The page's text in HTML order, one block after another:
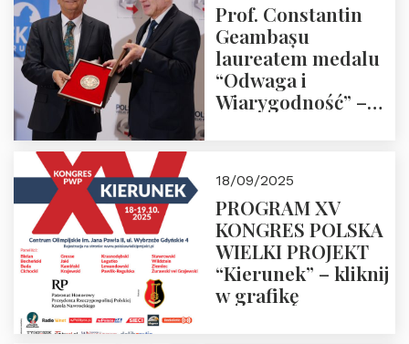
Prof. Constantin
Geambașu
laureatem medalu
“Odwaga i
Wiarygodność” –
18/09/2025
PROGRAM XV
KONGRES POLSKA
WIELKI PROJEKT
“Kierunek” – kliknij
w grafikę